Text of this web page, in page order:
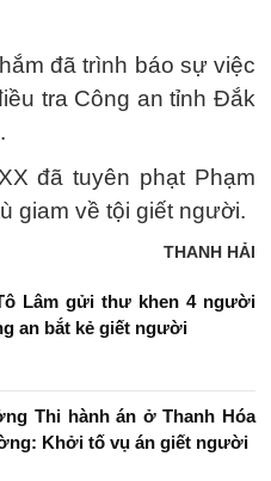
đã trình báo sự việc
tra Công an tỉnh Đắk
đã tuyên phạt Phạm
giam về tội giết người.
THANH HẢI
Lâm gửi thư khen 4 người
an bắt kẻ giết người
Thi hành án ở Thanh Hóa
Khởi tố vụ án giết người